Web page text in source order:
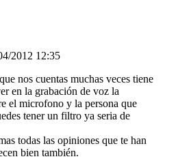
2012 12:35
nos cuentas muchas veces tiene
en la grabación de voz la
el microfono y la persona que
tener un filtro ya seria de
todas las opiniones que te han
bien también.